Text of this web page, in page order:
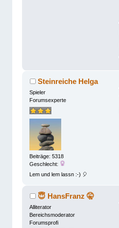
Steinreiche Helga
Spieler
Forumsexperte
Beiträge: 5318
Geschlecht:
Lem und lem lassn :-) 🎈
😇 HansFranz 🤫
Alliterator
Bereichsmoderator
Forumsprofi